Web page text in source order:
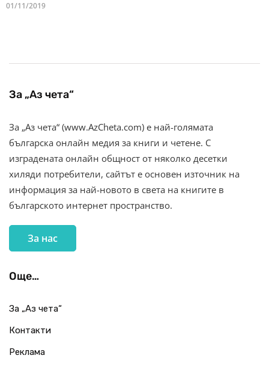
01/11/2019
За „Аз чета“
За „Аз чета“ (www.AzCheta.com) е най-голямата
българска онлайн медия за книги и четене. С
изградената онлайн общност от няколко десетки
хиляди потребители, сайтът е основен източник на
информация за най-новото в света на книгите в
българското интернет пространство.
За нас
Още…
За „Аз чета“
Контакти
Реклама